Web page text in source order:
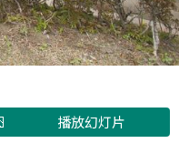
播放幻灯片